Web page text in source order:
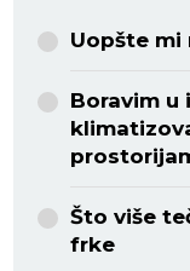
Uopšte mi
Boravim u
Što više
frke